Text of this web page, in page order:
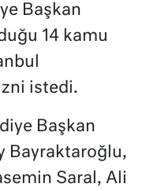
Başkan
14 kamu
istedi.
Başkan
Bayraktaroğlu,
Saral, Ali